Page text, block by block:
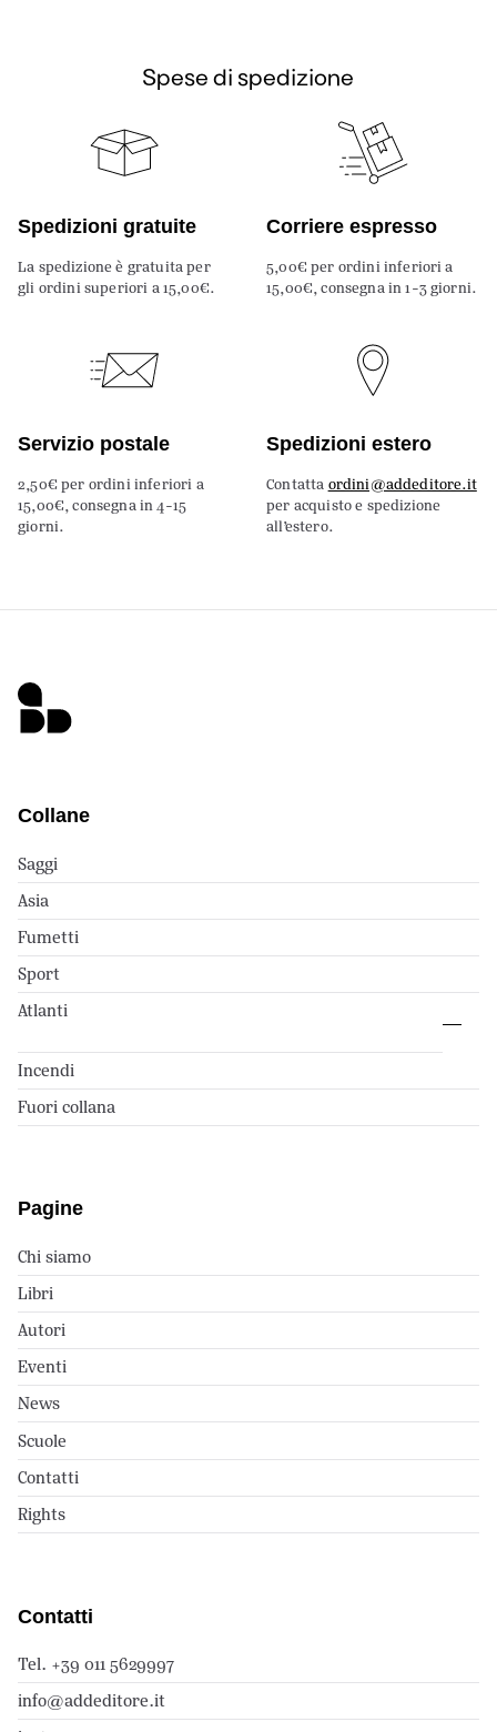
Spese di spedizione
Spedizioni gratuite
La spedizione è gratuita per
gli ordini superiori a 15,00€.
Corriere espresso
5,00€ per ordini inferiori a
15,00€, consegna in 1-3 giorni.
Servizio postale
2,50€ per ordini inferiori a
15,00€, consegna in 4-15
giorni.
Spedizioni estero
Contatta ordini@addeditore.it
per acquisto e spedizione
all’estero.
Collane
Saggi
Asia
Fumetti
Sport
Atlanti
Incendi
Fuori collana
Pagine
Chi siamo
Libri
Autori
Eventi
News
Scuole
Contatti
Rights
Contatti
Tel. +39 011 5629997
info@addeditore.it